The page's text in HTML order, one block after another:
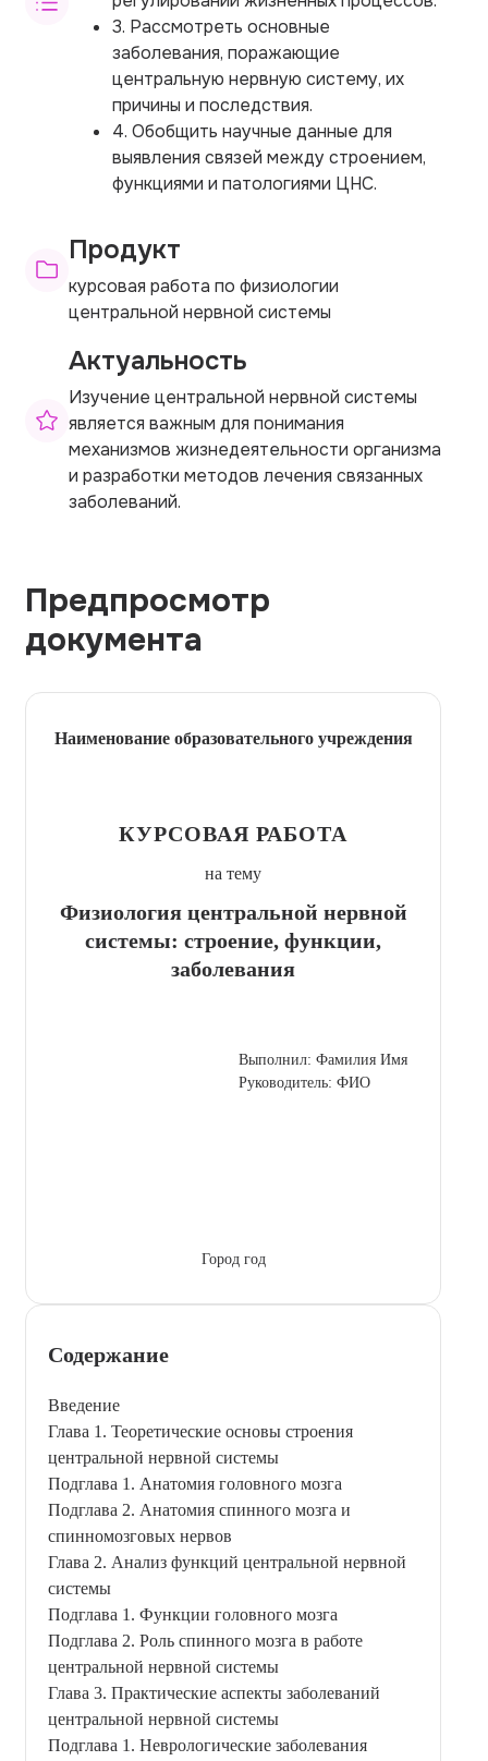
3. Рассмотреть основные
заболевания, поражающие
центральную нервную систему, их
причины и последствия.
4. Обобщить научные данные для
выявления связей между строением,
функциями и патологиями ЦНС.
Продукт
курсовая работа по физиологии
центральной нервной системы
Актуальность
Изучение центральной нервной системы
является важным для понимания
механизмов жизнедеятельности организма
и разработки методов лечения связанных
заболеваний.
Предпросмотр
документа
Наименование образовательного учреждения
КУРСОВАЯ РАБОТА
на тему
Физиология центральной нервной
системы: строение, функции,
заболевания
Выполнил: Фамилия Имя
Руководитель: ФИО
Город год
Содержание
Введение
Глава 1. Теоретические основы строения
центральной нервной системы
Подглава 1. Анатомия головного мозга
Подглава 2. Анатомия спинного мозга и
спинномозговых нервов
Глава 2. Анализ функций центральной нервной
системы
Подглава 1. Функции головного мозга
Подглава 2. Роль спинного мозга в работе
центральной нервной системы
Глава 3. Практические аспекты заболеваний
центральной нервной системы
Подглава 1. Неврологические заболевания